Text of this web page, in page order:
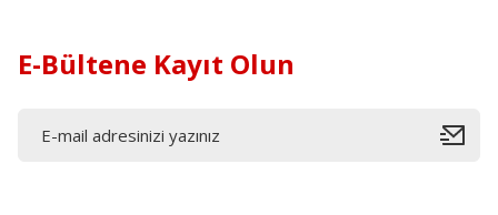
E-Bültene Kayıt Olun